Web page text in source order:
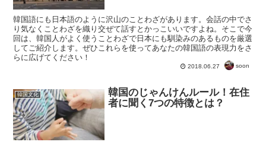
韓国語にも日本語のように沢山のことわざがあります。会話の中でさ
り気なくことわざを織り交ぜて話すとかっこいいですよね。そこで今
回は、韓国人がよく使うことわざで日本にも馴染みのあるものを厳選
してご紹介します。ぜひこれらを使ってあなたの韓国語の表現力をさ
らに広げてください！
2018.06.27 soon
韓国文化
韓国のじゃんけんルール！在住
者に聞く7つの特徴とは？